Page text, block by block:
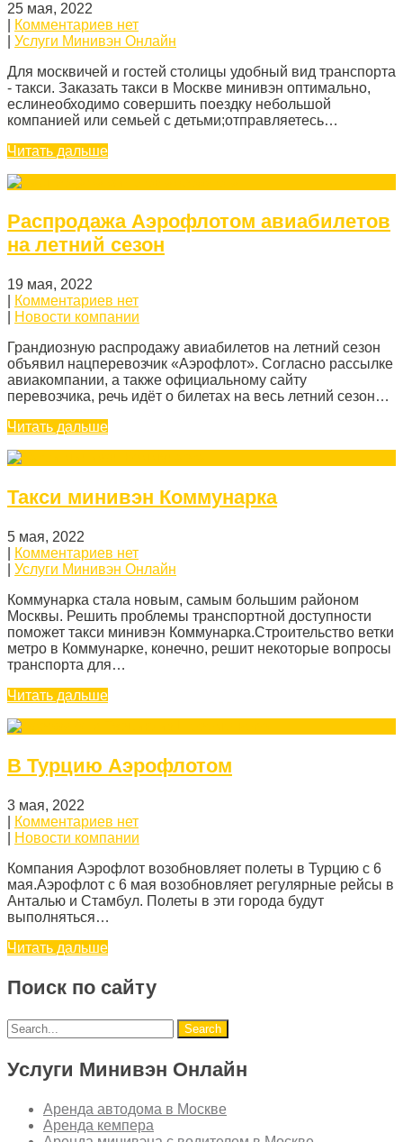
25 мая, 2022
Комментариев нет
Услуги Минивэн Онлайн
Для москвичей и гостей столицы удобный вид транспорта
- такси. Заказать такси в Москве минивэн оптимально,
еслинеобходимо совершить поездку небольшой
компанией или семьей с детьми;отправляетесь…
Читать дальше
Распродажа Аэрофлотом авиабилетов
на летний сезон
19 мая, 2022
Комментариев нет
Новости компании
Грандиозную распродажу авиабилетов на летний сезон
объявил нацперевозчик «Аэрофлот». Согласно рассылке
авиакомпании, а также официальному сайту
перевозчика, речь идёт о билетах на весь летний сезон…
Читать дальше
Такси минивэн Коммунарка
5 мая, 2022
Комментариев нет
Услуги Минивэн Онлайн
Коммунарка стала новым, самым большим районом
Москвы. Решить проблемы транспортной доступности
поможет такси минивэн Коммунарка.Строительство ветки
метро в Коммунарке, конечно, решит некоторые вопросы
транспорта для…
Читать дальше
В Турцию Аэрофлотом
3 мая, 2022
Комментариев нет
Новости компании
Компания Аэрофлот возобновляет полеты в Турцию с 6
мая.Аэрофлот c 6 мая возобновляет регулярные рейсы в
Анталью и Стамбул. Полеты в эти города будут
выполняться…
Читать дальше
Поиск по сайту
Услуги Минивэн Онлайн
Аренда автодома в Москве
Аренда кемпера